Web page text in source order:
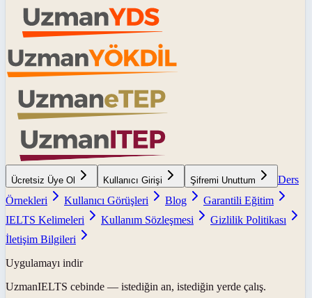
Ücretsiz Üye Ol Kullanıcı Girişi Şifremi Unuttum
Ders
Örnekleri
Kullanıcı Görüşleri Blog
Garantili Eğitim
IELTS Kelimeleri
Kullanım Sözleşmesi
Gizlilik Politikası
İletişim Bilgileri
Uygulamayı indir
UzmanIELTS cebinde — istediğin an, istediğin yerde çalış.